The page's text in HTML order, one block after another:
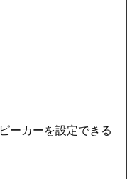
ーカーを設定できる